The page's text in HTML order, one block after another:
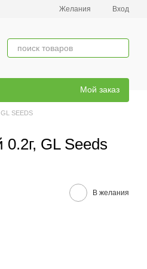
Желания Вход
Мой заказ
SEEDS
GL Seeds
В желания